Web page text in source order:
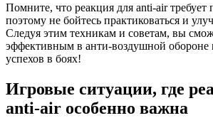
Помните, что реакция для anti-air требует
поэтому не бойтесь практиковаться и
Следуя этим техникам и советам, вы
эффективным в анти-воздушной обороне
успехов в боях!
Игровые ситуации, где
anti-air особенно важна